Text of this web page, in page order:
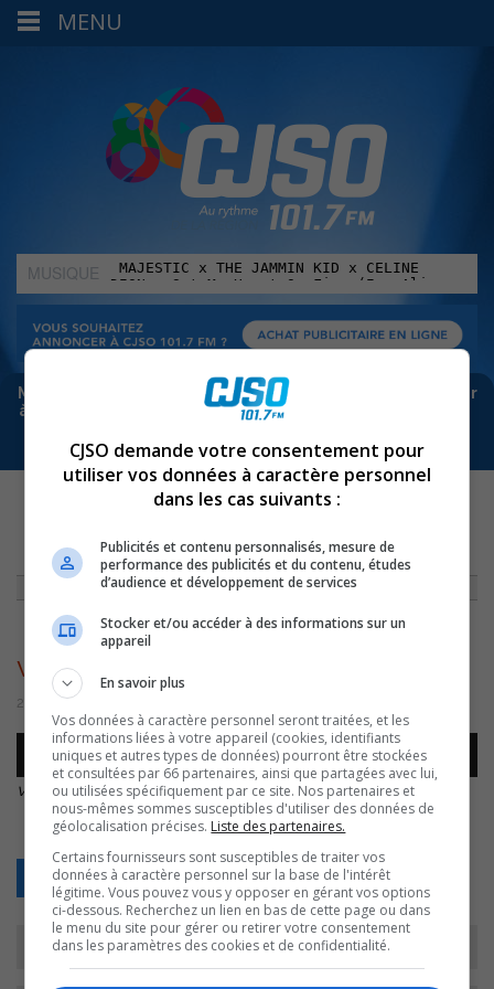
MUSIQUE
:
Meta bloque les infos sur Facebook. Pour ne rien manquer
à Sorel-Tracy et la région, abonne-toi à notre infolettre :
NON CLASSÉ »CAPSULE 2 SEPTEMBRE 2016» VIN – 2
SEPTEMBRE
vin – 2 septembre
29 août 2016 | Par Comm CJSO
Lecteur
audio
00:00
vin – 2 septembre.
Retour
MENU
CJSO demande votre consentement pour
utiliser vos données à caractère personnel
dans les cas suivants :
Publicités et contenu personnalisés, mesure de
performance des publicités et du contenu, études
d’audience et développement de services
Stocker et/ou accéder à des informations sur un
appareil
En savoir plus
Vos données à caractère personnel seront traitées, et les
informations liées à votre appareil (cookies, identifiants
uniques et autres types de données) pourront être stockées
et consultées par 66 partenaires, ainsi que partagées avec lui,
ou utilisées spécifiquement par ce site. Nos partenaires et
nous-mêmes sommes susceptibles d'utiliser des données de
géolocalisation précises. Liste des partenaires.
Certains fournisseurs sont susceptibles de traiter vos
données à caractère personnel sur la base de l'intérêt
légitime. Vous pouvez vous y opposer en gérant vos options
ci-dessous. Recherchez un lien en bas de cette page ou dans
le menu du site pour gérer ou retirer votre consentement
dans les paramètres des cookies et de confidentialité.